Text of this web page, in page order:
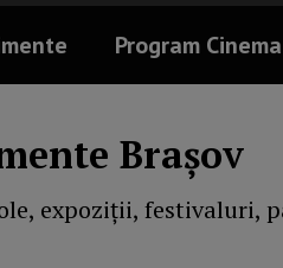
Program Cinema
Brașov
expoziții, festivaluri,